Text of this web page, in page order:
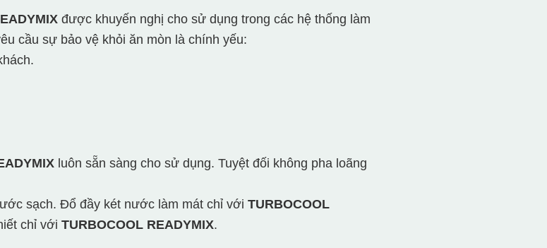
được khuyến nghị cho sử dụng trong các hệ thống làm
cầu sự bảo vệ khỏi ăn mòn là chính yếu:
luôn sẵn sàng cho sử dụng. Tuyệt đối không pha loãng
sạch. Đổ đầy két nước làm mát chỉ với TURBOCOOL
chỉ với TURBOCOOL READYMIX.